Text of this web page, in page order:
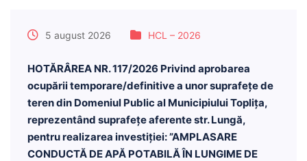
5 august 2026 HCL – 2026
HOTĂRÂREA NR. 117/2026 Privind aprobarea
ocupării temporare/definitive a unor suprafețe de
teren din Domeniul Public al Municipiului Toplița,
reprezentând suprafețe aferente str. Lungă,
pentru realizarea investiției: ”AMPLASARE
CONDUCTĂ DE APĂ POTABILĂ ÎN LUNGIME DE